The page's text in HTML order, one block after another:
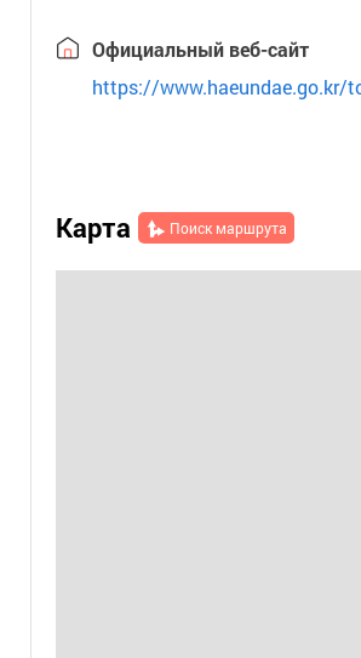
Официальный веб-сайт
https://www.haeundae.go.kr/
Карта Поиск маршрута